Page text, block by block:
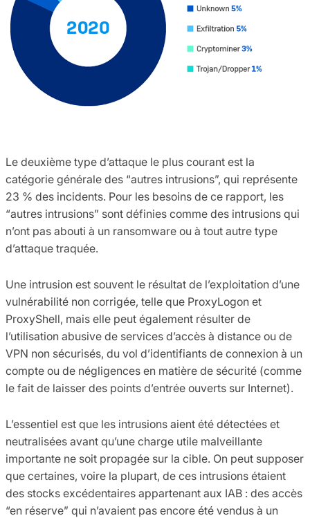
Le deuxième type d’attaque le plus courant est la
catégorie générale des “autres intrusions”, qui représente
23 % des incidents. Pour les besoins de ce rapport, les
“autres intrusions” sont définies comme des intrusions qui
n’ont pas abouti à un ransomware ou à tout autre type
d’attaque traquée.
Une intrusion est souvent le résultat de l’exploitation d’une
vulnérabilité non corrigée, telle que ProxyLogon et
ProxyShell, mais elle peut également résulter de
l’utilisation abusive de services d’accès à distance ou de
VPN non sécurisés, du vol d’identifiants de connexion à un
compte ou de négligences en matière de sécurité (comme
le fait de laisser des points d’entrée ouverts sur Internet).
L’essentiel est que les intrusions aient été détectées et
neutralisées avant qu’une charge utile malveillante
importante ne soit propagée sur la cible. On peut supposer
que certaines, voire la plupart, de ces intrusions étaient
des stocks excédentaires appartenant aux IAB : des accès
“en réserve” qui n’avaient pas encore été vendus à un